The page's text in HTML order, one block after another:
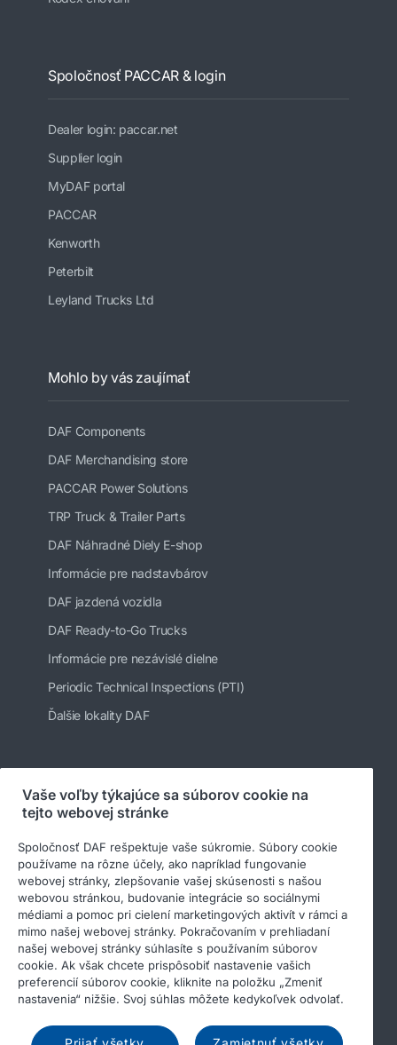
Spoločnosť PACCAR & login
Dealer login: paccar.net
Supplier login
MyDAF portal
PACCAR
Kenworth
Peterbilt
Leyland Trucks Ltd
Mohlo by vás zaujímať
DAF Components
DAF Merchandising store
PACCAR Power Solutions
TRP Truck & Trailer Parts
DAF Náhradné Diely E-shop
Informácie pre nadstavbárov
DAF jazdená vozidla
DAF Ready-to-Go Trucks
Informácie pre nezávislé dielne
Periodic Technical Inspections (PTI)
Ďalšie lokality DAF
Sledujte nás
© 2026 DAF
Právne upozornenie
Privacy statement
General conditions
Súbory cookies
Vaše voľby týkajúce sa súborov cookie na
tejto webovej stránke
Spoločnosť DAF rešpektuje vaše súkromie. Súbory cookie
používame na rôzne účely, ako napríklad fungovanie
webovej stránky, zlepšovanie vašej skúsenosti s našou
webovou stránkou, budovanie integrácie so sociálnymi
médiami a pomoc pri cielení marketingových aktivít v rámci a
mimo našej webovej stránky. Pokračovaním v prehliadaní
našej webovej stránky súhlasíte s používaním súborov
cookie. Ak však chcete prispôsobiť nastavenie vašich
preferencií súborov cookie, kliknite na položku „Zmeniť
nastavenia“ nižšie. Svoj súhlas môžete kedykoľvek odvolať.